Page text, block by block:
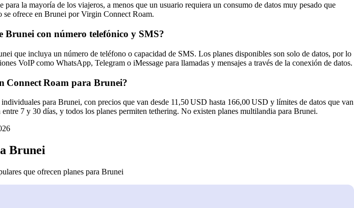
la mayoría de los viajeros, a menos que un usuario requiera un consumo de datos muy pesado que
se ofrece en Brunei por Virgin Connect Roam.
Brunei con número telefónico y SMS?
que incluya un número de teléfono o capacidad de SMS. Los planes disponibles son solo de datos, por lo
VoIP como WhatsApp, Telegram o iMessage para llamadas y mensajes a través de la conexión de datos.
Connect Roam para Brunei?
para Brunei, con precios que van desde 11,50 USD hasta 166,00 USD y límites de datos que van
7 y 30 días, y todos los planes permiten tethering. No existen planes multilandia para Brunei.
Brunei
que ofrecen planes para Brunei